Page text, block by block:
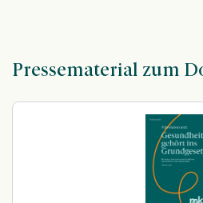
Pressematerial zum